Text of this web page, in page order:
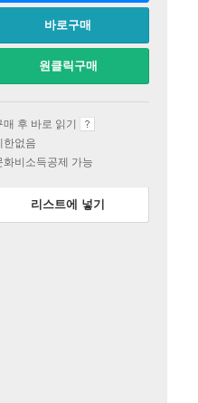
바로구매
원클릭구매
매 후 바로 읽기
한없음
화비소득공제 가능
리스트에 넣기